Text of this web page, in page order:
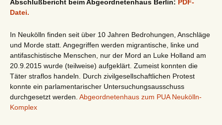
Abschlußbericht beim Abgeordnetenhaus Berlin: PDF-
Datei.
In Neukölln finden seit über 10 Jahren Bedrohungen, Anschläge
und Morde statt. Angegriffen werden migrantische, linke und
antifaschistische Menschen, nur der Mord an Luke Holland am
20.9.2015 wurde (teilweise) aufgeklärt. Zumeist konnten die
Täter straflos handeln. Durch zivilgesellschaftlichen Protest
konnte ein parlamentarischer Untersuchungsausschuss
durchgesetzt werden. Abgeordnetenhaus zum PUA Neukölln-
Komplex